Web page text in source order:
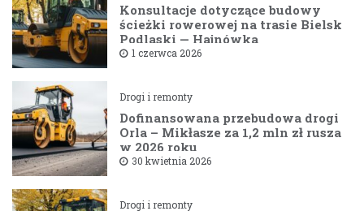
Konsultacje dotyczące budowy
ścieżki rowerowej na trasie Bielsk
Podlaski — Hajnówka
1 czerwca 2026
Drogi i remonty
Dofinansowana przebudowa drogi
Orla – Mikłasze za 1,2 mln zł rusza
w 2026 roku
30 kwietnia 2026
Drogi i remonty